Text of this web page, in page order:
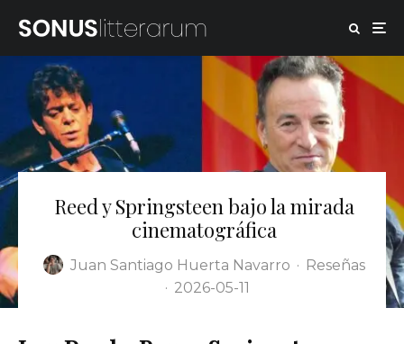
Reed y Springsteen bajo la mirada
cinematográfica
Juan Santiago Huerta Navarro · Reseñas
· 2026-05-11